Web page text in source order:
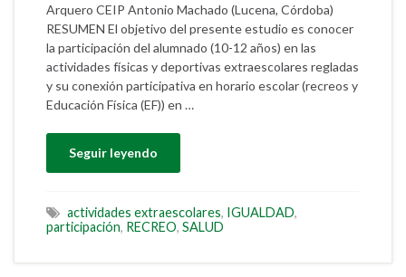
Arquero CEIP Antonio Machado (Lucena, Córdoba)
RESUMEN El objetivo del presente estudio es conocer
la participación del alumnado (10-12 años) en las
actividades físicas y deportivas extraescolares regladas
y su conexión participativa en horario escolar (recreos y
Educación Física (EF)) en …
Seguir leyendo
actividades extraescolares, IGUALDAD,
participación, RECREO, SALUD